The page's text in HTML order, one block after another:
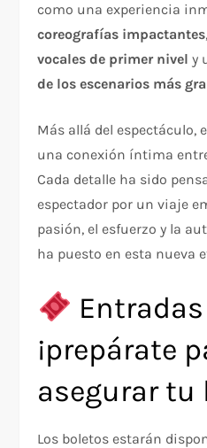
como una experiencia
coreografías impactantes,
vocales de primer nivel y
de los escenarios más
Más allá del espectáculo,
una conexión íntima
Cada detalle ha sido
espectador por un viaje
pasión, el esfuerzo y la
ha puesto en esta nueva
¡prepárate
asegurar tu
Los boletos estarán